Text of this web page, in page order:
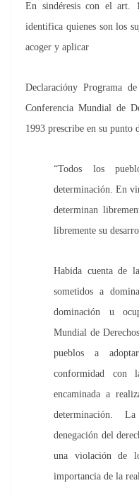
En sindéresis con el art.
identifica quienes son los
acoger y aplicar
Declaracióny Programa
Conferencia Mundial de
1993 prescribe en su punto
“Todos los
determinación. En
determinan
libremente su
Habida cuenta de
sometidos a
dominación u
Mundial de
pueblos a
conformidad con
encaminada a
determinación.
denegación del
una violación de
importancia de la